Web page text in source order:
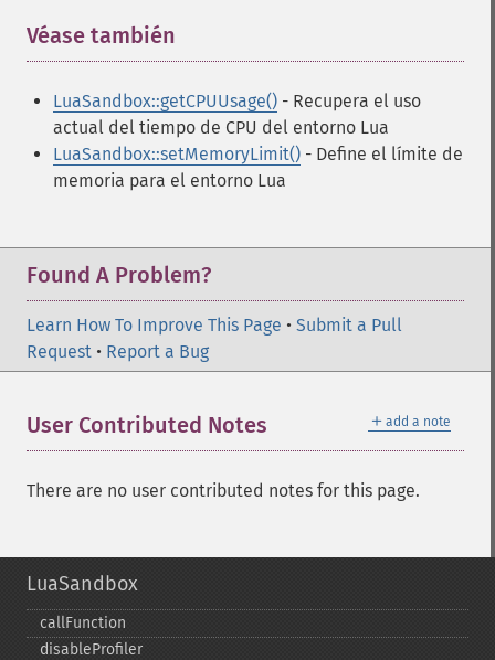
Véase también
LuaSandbox::getCPUUsage() - Recupera el uso
actual del tiempo de CPU del entorno Lua
LuaSandbox::setMemoryLimit() - Define el límite de
memoria para el entorno Lua
Found A Problem?
Learn How To Improve This Page • Submit a Pull
Request • Report a Bug
＋ add a note
User Contributed Notes
There are no user contributed notes for this page.
LuaSandbox
callFunction
disableProfiler